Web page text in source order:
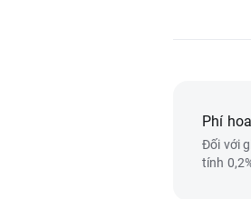
Phí
Đối với
tính